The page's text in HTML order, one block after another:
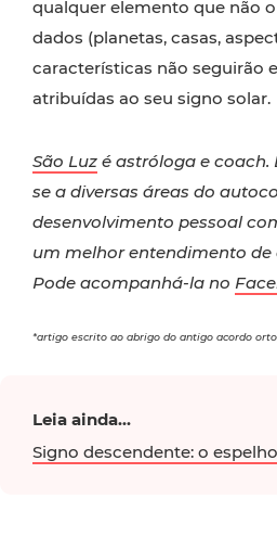
qualquer elemento que não
dados (planetas, casas,
características não seguirão
atribuídas ao seu signo solar.
São Luz é astróloga e coach.
se a diversas áreas do
desenvolvimento pessoal
um melhor entendimento de
Pode acompanhá-la no
*artigo escrito ao abrigo do antigo acordo
Leia ainda...
Signo descendente: o